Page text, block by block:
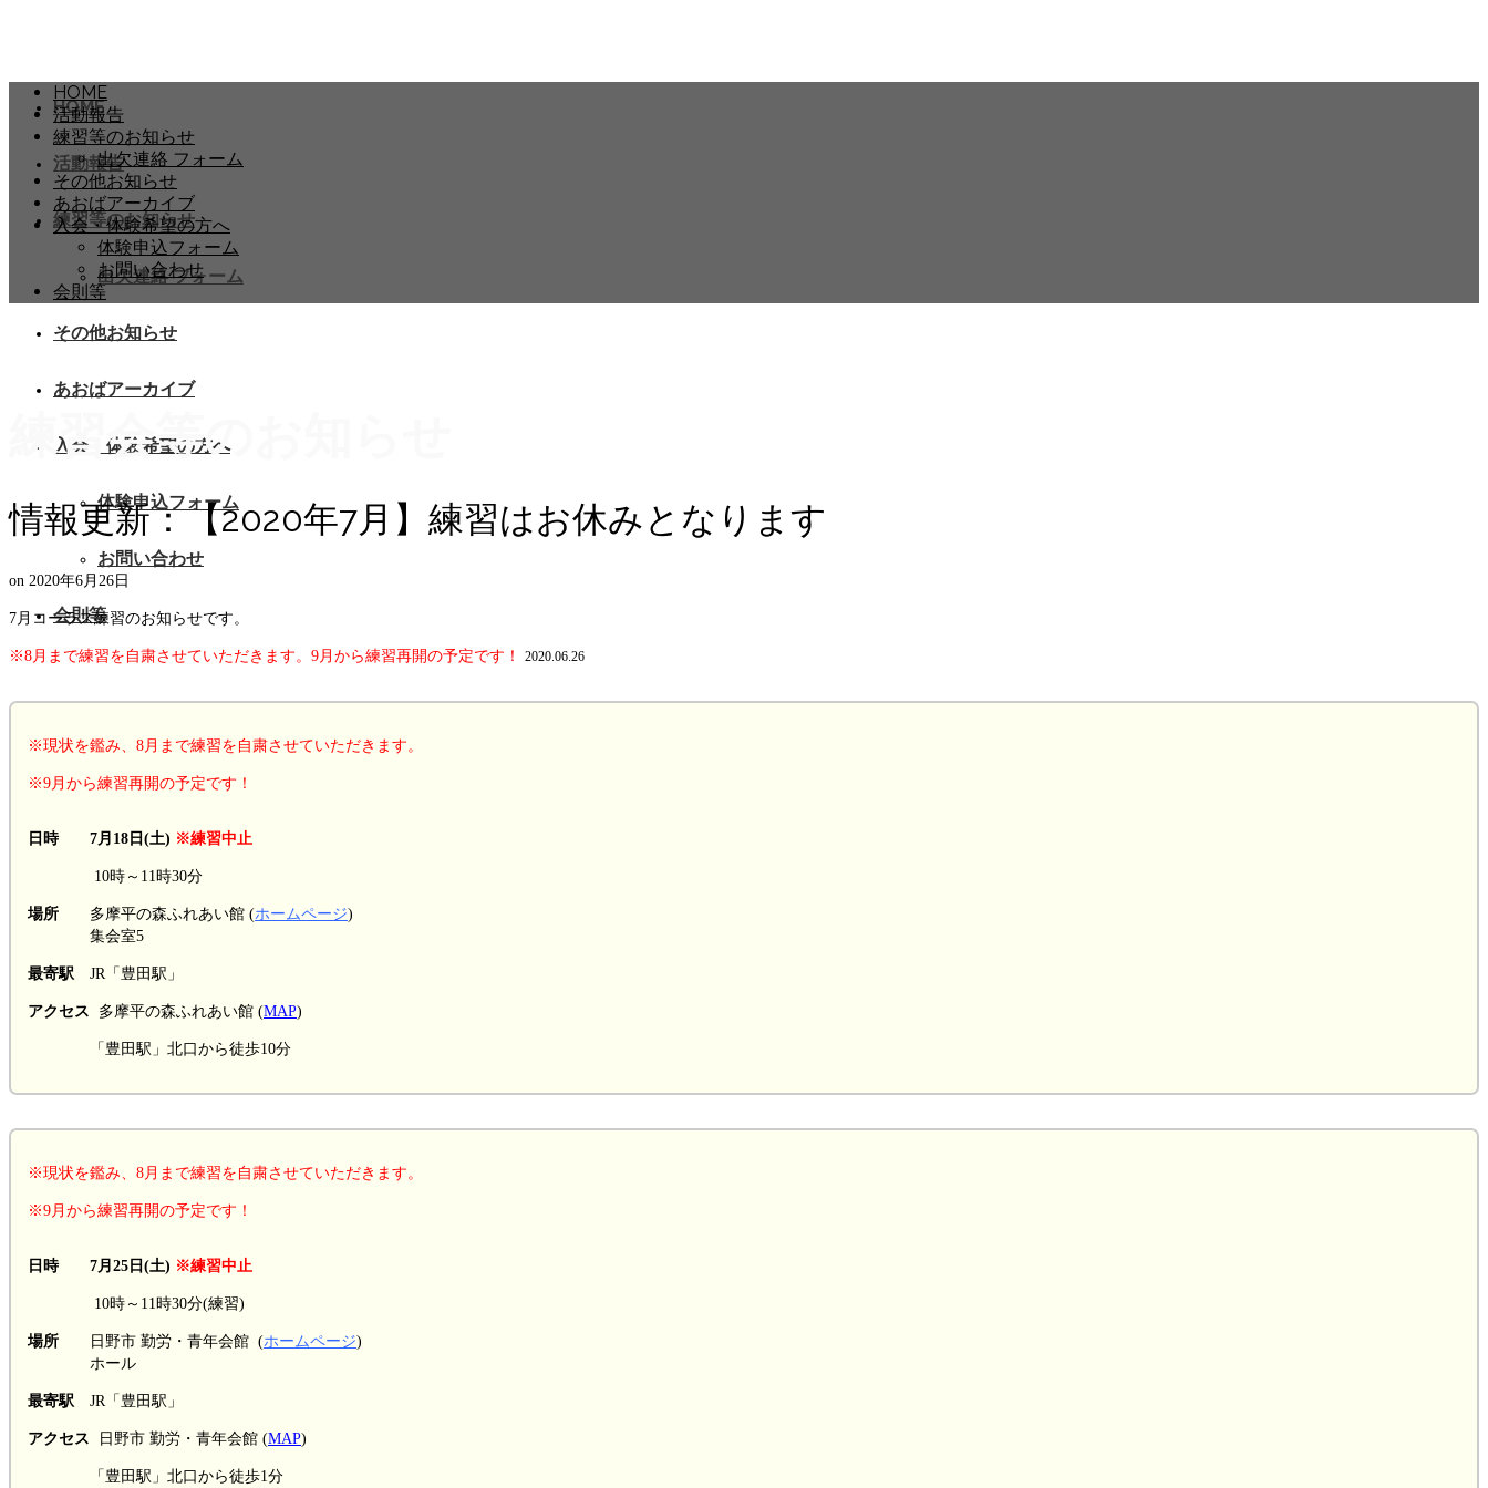
HOME
活動報告
練習等のお知らせ
出欠連絡 フォーム
その他お知らせ
あおばアーカイブ
入会・体験希望の方へ
体験申込フォーム
お問い合わせ
会則等
HOME
活動報告
練習等のお知らせ
出欠連絡 フォーム
その他お知らせ
あおばアーカイブ
入会・体験希望の方へ
体験申込フォーム
お問い合わせ
会則等
練習会等のお知らせ
情報更新：【2020年7月】練習はお休みとなります
on 2020年6月26日
7月コーラス練習のお知らせです。
※8月まで練習を自粛させていただきます。9月から練習再開の予定です！ 2020.06.26
※現状を鑑み、8月まで練習を自粛させていただきます。
※9月から練習再開の予定です！
日時 7月18日(土) ※練習中止
10時～11時30分
場所 多摩平の森ふれあい館 (ホームページ)
集会室5
最寄駅 JR「豊田駅」
アクセス 多摩平の森ふれあい館 (MAP)
「豊田駅」北口から徒歩10分
※現状を鑑み、8月まで練習を自粛させていただきます。
※9月から練習再開の予定です！
日時 7月25日(土) ※練習中止
10時～11時30分(練習)
場所 日野市 勤労・青年会館 (ホームページ)
ホール
最寄駅 JR「豊田駅」
アクセス 日野市 勤労・青年会館 (MAP)
「豊田駅」北口から徒歩1分